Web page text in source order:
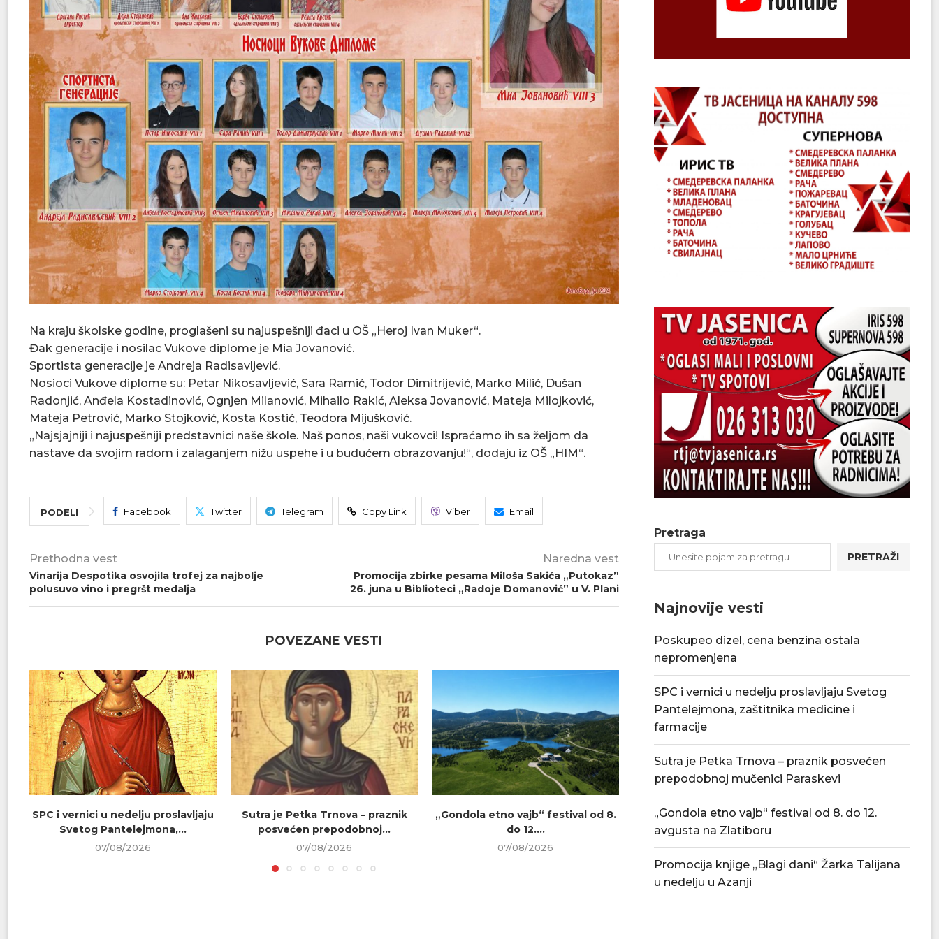
Na kraju školske godine, proglašeni su najuspešniji đaci u OŠ „Heroj Ivan Muker“.
Đak generacije i nosilac Vukove diplome je Mia Jovanović.
Sportista generacije je Andreja Radisavljević.
Nosioci Vukove diplome su: Petar Nikosavljević, Sara Ramić, Todor Dimitrijević, Marko Milić, Dušan
Radonjić, Anđela Kostadinović, Ognjen Milanović, Mihailo Rakić, Aleksa Jovanović, Mateja Milojković,
Mateja Petrović, Marko Stojković, Kosta Kostić, Teodora Mijušković.
„Najsjajniji i najuspešniji predstavnici naše škole. Naš ponos, naši vukovci! Ispraćamo ih sa željom da
nastave da svojim radom i zalaganjem nižu uspehe i u budućem obrazovanju!“, dodaju iz OŠ „HIM“.
PODELI Facebook Twitter Telegram Copy Link Viber Email
Prethodna vest
Vinarija Despotika osvojila trofej za najbolje
polusuvo vino i pregršt medalja
Naredna vest
Promocija zbirke pesama Miloša Sakića „Putokaz”
26. juna u Biblioteci „Radoje Domanović” u V. Plani
POVEZANE VESTI
SPC i vernici u nedelju proslavljaju
Svetog Pantelejmona,...
07/08/2026
Sutra je Petka Trnova – praznik
posvećen prepodobnoj...
07/08/2026
„Gondola etno vajb“ festival od 8.
do 12....
07/08/2026
Tradicionalna Azanjska pogačijada
8. avgusta
07/08/2026
PU „Čika Jova
07/08/
Pretraga
PRETRAŽI
Najnovije vesti
Poskupeo dizel, cena benzina ostala
nepromenjena
SPC i vernici u nedelju proslavljaju Svetog
Pantelejmona, zaštitnika medicine i
farmacije
Sutra je Petka Trnova – praznik posvećen
prepodobnoj mučenici Paraskevi
„Gondola etno vajb“ festival od 8. do 12.
avgusta na Zlatiboru
Promocija knjige „Blagi dani“ Žarka Talijana
u nedelju u Azanji